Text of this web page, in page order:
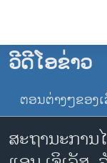
ເຂົ້າ
ຂ້າມ
ຂ້າມ
ໄປ
ໂຮມເພຈ
ລາວ
ການເລືອກຕັ້ງ ປະທ
ວີດີໂອຂ່າວ
ຕອນຕ່າງໆຂອງ
ສະຖານະກາ